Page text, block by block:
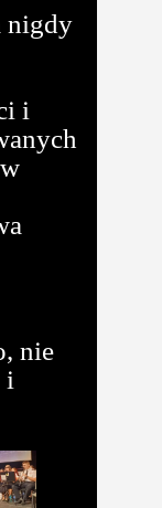
nigdy
i
nie
i